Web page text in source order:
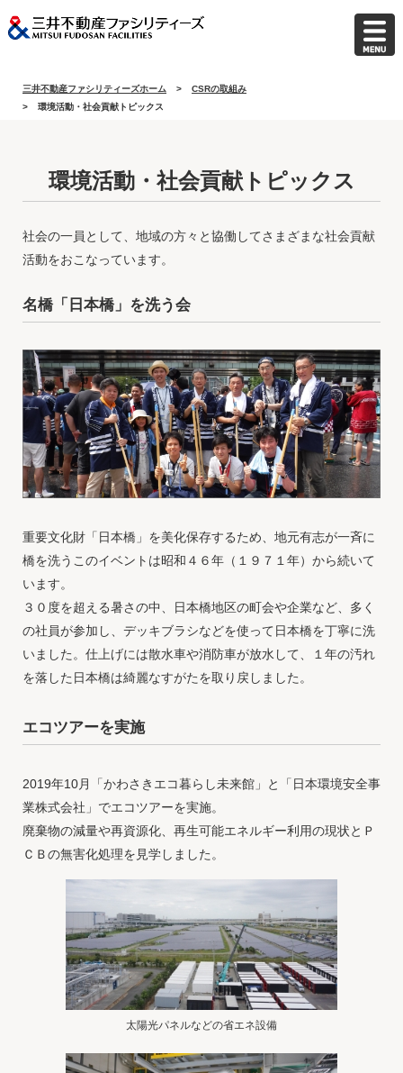
三井不動産ファシリティーズホーム
CSRの取組み
環境活動・社会貢献トピックス
環境活動・社会貢献トピックス
社会の一員として、地域の方々と協働してさまざまな社会貢献
活動をおこなっています。
名橋「日本橋」を洗う会
重要文化財「日本橋」を美化保存するため、地元有志が一斉に
橋を洗うこのイベントは昭和４６年（１９７１年）から続いて
います。
３０度を超える暑さの中、日本橋地区の町会や企業など、多く
の社員が参加し、デッキブラシなどを使って日本橋を丁寧に洗
いました。仕上げには散水車や消防車が放水して、１年の汚れ
を落した日本橋は綺麗なすがたを取り戻しました。
エコツアーを実施
2019年10月「かわさきエコ暮らし未来館」と「日本環境安全事
業株式会社」でエコツアーを実施。
廃棄物の減量や再資源化、再生可能エネルギー利用の現状とＰ
ＣＢの無害化処理を見学しました。
太陽光パネルなどの省エネ設備